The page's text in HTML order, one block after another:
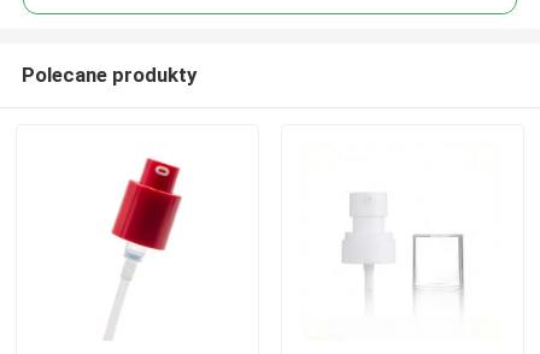
Polecane produkty